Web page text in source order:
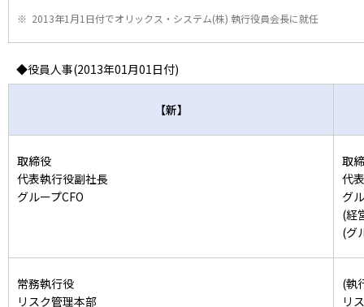
2013年1月1日付でオリックス・システム(株) 執行役員会長に就任
◆役員人事(2013年01月01日付)
【新】
取締役
代表執行役副社長
グループCFO
取
代
グ
(経
(グ
常務執行役
リスク管理本部
(執
リ